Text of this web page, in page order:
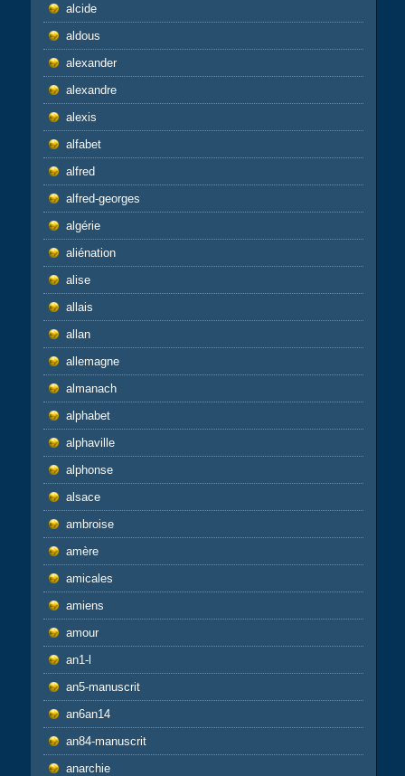
alcide
aldous
alexander
alexandre
alexis
alfabet
alfred
alfred-georges
algérie
aliénation
alise
allais
allan
allemagne
almanach
alphabet
alphaville
alphonse
alsace
ambroise
amère
amicales
amiens
amour
an1-l
an5-manuscrit
an6an14
an84-manuscrit
anarchie